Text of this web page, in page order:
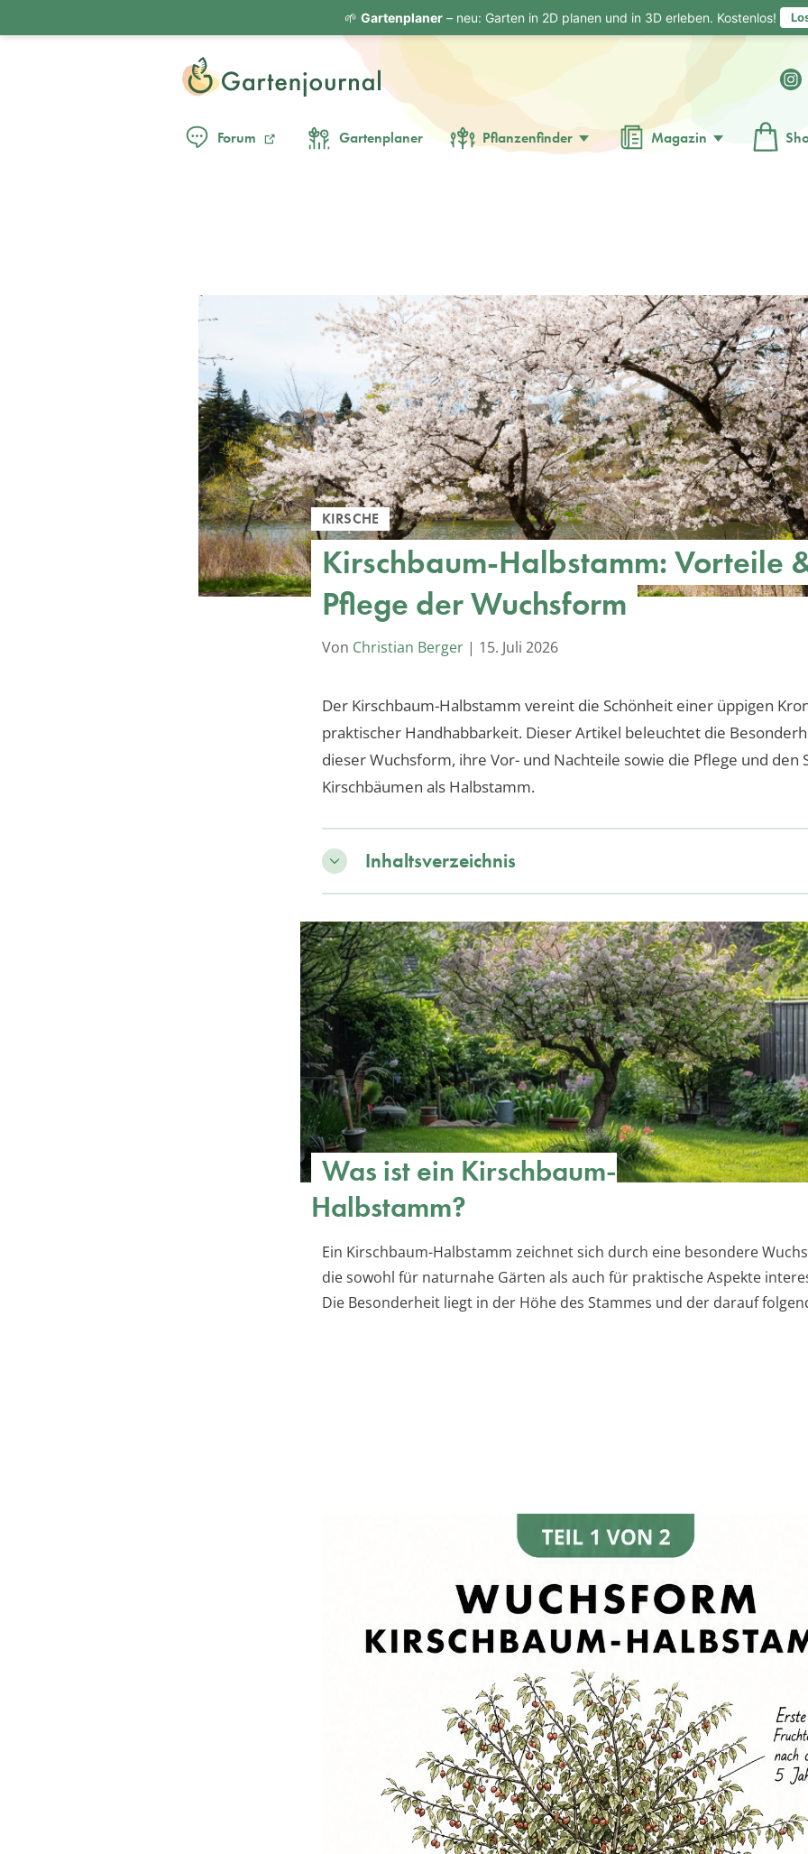
Forum Gartenplaner Pflanzenfinder Magazin
KIRSCHE
Kirschbaum-Halbstamm: Vorteile
Pflege der Wuchsform
Von Christian Berger | 15. Juli 2026
Der Kirschbaum-Halbstamm vereint die Schönheit einer üppigen
praktischer Handhabbarkeit. Dieser Artikel beleuchtet die
dieser Wuchsform, ihre Vor- und Nachteile sowie die Pflege und den
Kirschbäumen als Halbstamm.
Inhaltsverzeichnis
Was ist ein Kirschbaum-
Halbstamm?
Ein Kirschbaum-Halbstamm zeichnet sich durch eine besondere
die sowohl für naturnahe Gärten als auch für praktische Aspekte
Die Besonderheit liegt in der Höhe des Stammes und der darauf
🌱 Gartenplaner– neu: Garten in 2D planen und in 3D erleben. Kostenlos!